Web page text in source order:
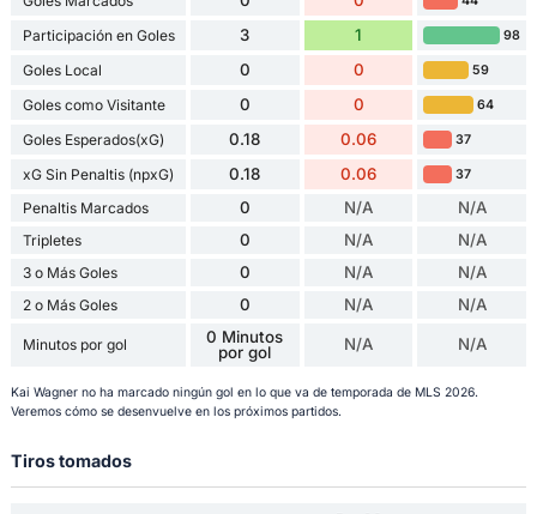
Participación en Goles 3 1 98
Goles Local 0 0 59
Goles como Visitante 0 0 64
Goles Esperados(xG) 0.18 0.06 37
xG Sin Penaltis (npxG) 0.18 0.06 37
Penaltis Marcados 0 N/A N/A
Tripletes 0 N/A N/A
3 o Más Goles 0 N/A N/A
2 o Más Goles 0 N/A N/A
Minutos por gol
0 Minutos
por gol
N/A N/A
Kai Wagner no ha marcado ningún gol en lo que va de temporada de MLS 2026.
Veremos cómo se desenvuelve en los próximos partidos.
Tiros tomados